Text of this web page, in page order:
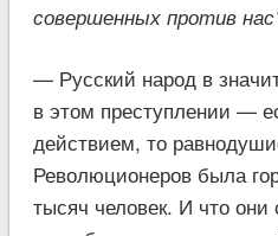
совершенных против
— Русский народ в
в этом преступлении —
действием, то
Революционеров была
тысяч человек. И что